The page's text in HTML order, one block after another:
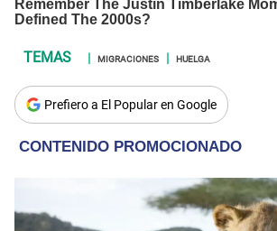
MIGRACIONES HUELGA
Prefiero a El Popular en Google